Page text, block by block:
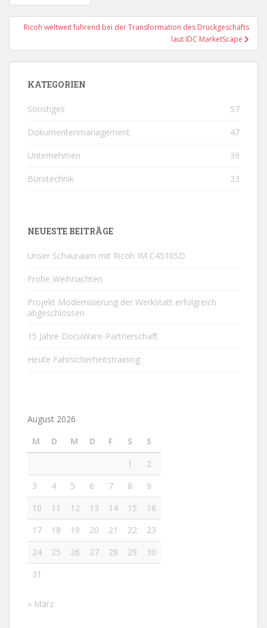
Ricoh weltweit führend bei der Transformation des Druckgeschäfts
laut IDC MarketScape
KATEGORIEN
Sonstiges 57
Dokumentenmanagement 47
Unternehmen 39
Bürotechnik 33
NEUESTE BEITRÄGE
Unser Schauraum mit Ricoh IM C4510SD
Frohe Weihnachten
Projekt Modernisierung der Werkstatt erfolgreich
abgeschlossen
15 Jahre DocuWare-Partnerschaft
Heute Fahrsicherheitstraining
August 2026
M
D M D F S
S
1
2
3
4 5 6 7 8
9
10
11 12 13 14 15
16
17
18 19 20 21 22
23
24
25 26 27 28 29
30
31
« März